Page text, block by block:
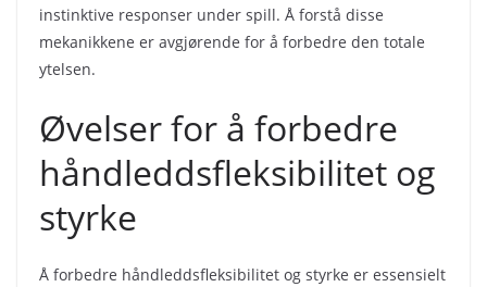
instinktive responser under spill. Å forstå disse
mekanikkene er avgjørende for å forbedre den totale
ytelsen.
Øvelser for å forbedre
håndleddsfleksibilitet og
styrke
Å forbedre håndleddsfleksibilitet og styrke er essensielt